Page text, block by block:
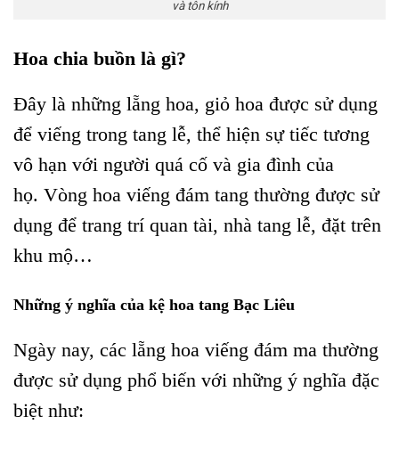
và tôn kính
Hoa chia buồn là gì?
Đây là những lẵng hoa, giỏ hoa được sử dụng
để viếng trong tang lễ, thể hiện sự tiếc tương
vô hạn với người quá cố và gia đình của
họ. Vòng hoa viếng đám tang thường được sử
dụng để trang trí quan tài, nhà tang lễ, đặt trên
khu mộ…
Những ý nghĩa của kệ hoa tang Bạc Liêu
Ngày nay, các lẵng hoa viếng đám ma thường
được sử dụng phổ biến với những ý nghĩa đặc
biệt như: